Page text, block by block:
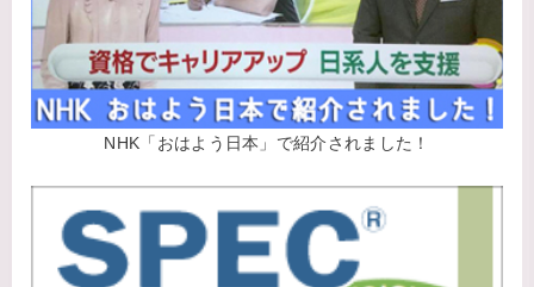
NHK「おはよう日本」で紹介されました！